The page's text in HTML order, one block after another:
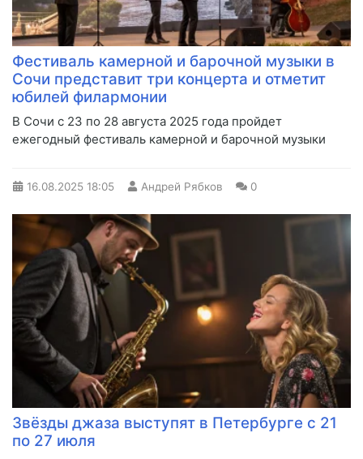
Фестиваль камерной и барочной музыки в
Сочи представит три концерта и отметит
юбилей филармонии
В Сочи с 23 по 28 августа 2025 года пройдет
ежегодный фестиваль камерной и барочной музыки
16.08.2025 18:05 Андрей Рябков 0
Звёзды джаза выступят в Петербурге с 21
по 27 июля